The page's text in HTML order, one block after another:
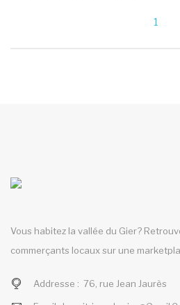
1
Vous habitez la vallée du Gier?
commerçants locaux sur une
Addresse : 76, rue Jean Jaurès